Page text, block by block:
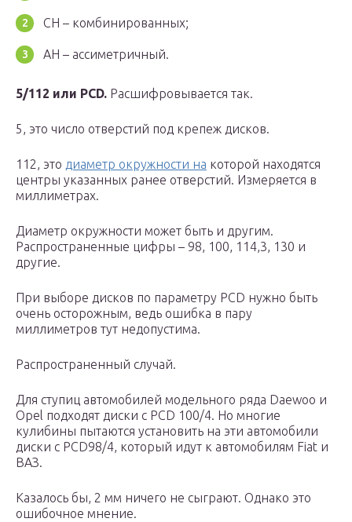
CH – комбинированных;
AH – ассиметричный.
5/112 или PCD. Расшифровывается так.
5, это число отверстий под крепеж дисков.
112, это диаметр окружности на которой находятся
центры указанных ранее отверстий. Измеряется в
миллиметрах.
Диаметр окружности может быть и другим.
Распространенные цифры – 98, 100, 114,3, 130 и
другие.
При выборе дисков по параметру PCD нужно быть
очень осторожным, ведь ошибка в пару
миллиметров тут недопустима.
Распространенный случай.
Для ступиц автомобилей модельного ряда Daewoo и
Opel подходят диски с PCD 100/4. Но многие
кулибины пытаются установить на эти автомобили
диски с PCD98/4, который идут к автомобилям Fiat и
ВАЗ.
Казалось бы, 2 мм ничего не сыграют. Однако это
ошибочное мнение.